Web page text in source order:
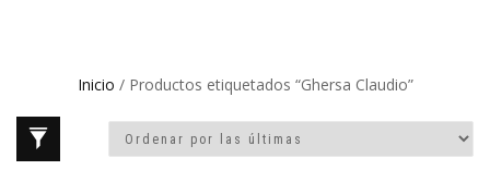
Inicio / Productos etiquetados “Ghersa Claudio”